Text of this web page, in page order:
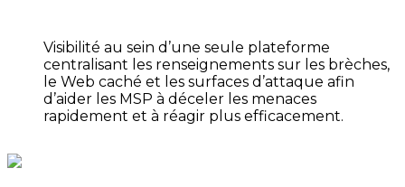
Visibilité au sein d’une seule plateforme
centralisant les renseignements sur les brèches,
le Web caché et les surfaces d’attaque afin
d’aider les MSP à déceler les menaces
rapidement et à réagir plus efficacement.